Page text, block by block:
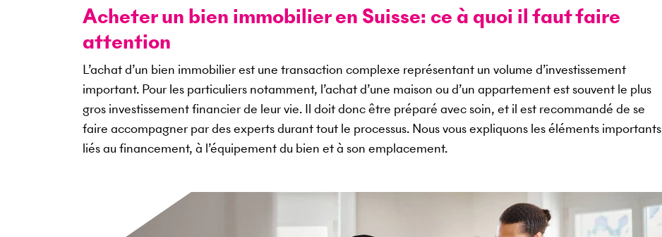
Acheter un bien immobilier en Suisse: ce à quoi il faut faire
attention
L’achat d’un bien immobilier est une transaction complexe représentant un volume d’investissement
important. Pour les particuliers notamment, l’achat d’une maison ou d’un appartement est souvent le plus
gros investissement financier de leur vie. Il doit donc être préparé avec soin, et il est recommandé de se
faire accompagner par des experts durant tout le processus. Nous vous expliquons les éléments importants
liés au financement, à l’équipement du bien et à son emplacement.